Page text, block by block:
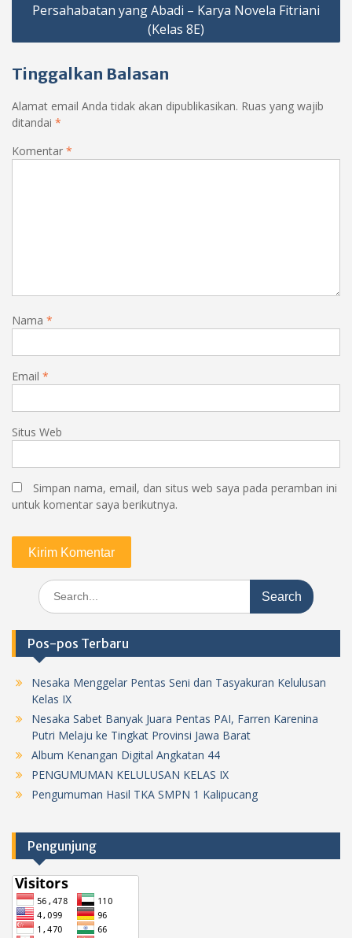
Persahabatan yang Abadi – Karya Novela Fitriani
(Kelas 8E)
Tinggalkan Balasan
Alamat email Anda tidak akan dipublikasikan. Ruas yang wajib
ditandai *
Komentar *
Nama *
Email *
Situs Web
Simpan nama, email, dan situs web saya pada peramban ini
untuk komentar saya berikutnya.
Search
for:
Pos-pos Terbaru
Nesaka Menggelar Pentas Seni dan Tasyakuran Kelulusan
Kelas IX
Nesaka Sabet Banyak Juara Pentas PAI, Farren Karenina
Putri Melaju ke Tingkat Provinsi Jawa Barat
Album Kenangan Digital Angkatan 44
PENGUMUMAN KELULUSAN KELAS IX
Pengumuman Hasil TKA SMPN 1 Kalipucang
Pengunjung